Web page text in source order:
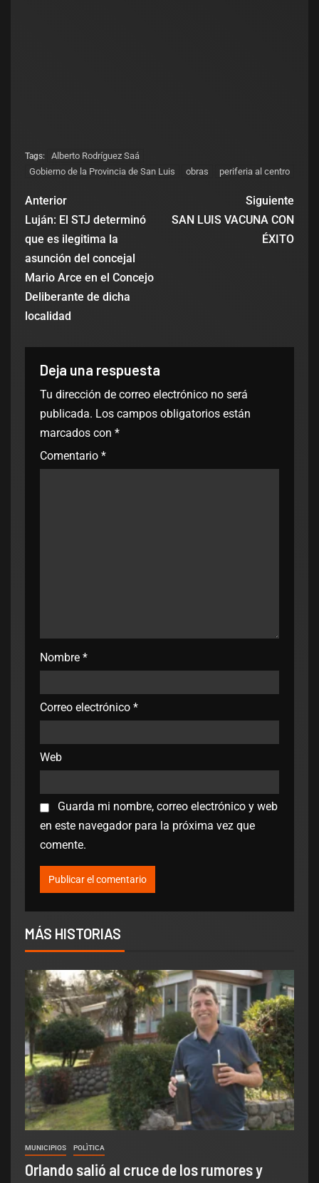
Tags:
Alberto Rodríguez Saá
Gobierno de la Provincia de San Luis
obras periferia al centro
Anterior
Luján: El STJ determinó
que es ilegitima la
asunción del concejal
Mario Arce en el Concejo
Deliberante de dicha
localidad
Siguiente
SAN LUIS VACUNA CON
ÉXITO
Deja una respuesta
Tu dirección de correo electrónico no será
publicada. Los campos obligatorios están
marcados con *
Comentario *
Nombre *
Correo electrónico *
Web
Guarda mi nombre, correo electrónico y web
en este navegador para la próxima vez que
comente.
MÁS HISTORIAS
MUNICIPIOS POLÌTICA
Orlando salió al cruce de los rumores y